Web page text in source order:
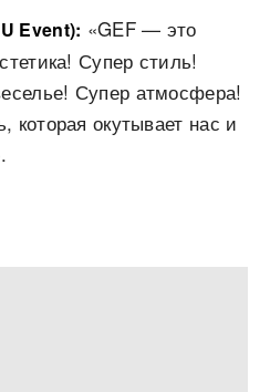
Event): «GEF — это
Супер стиль!
Супер атмосфера!
окутывает нас и